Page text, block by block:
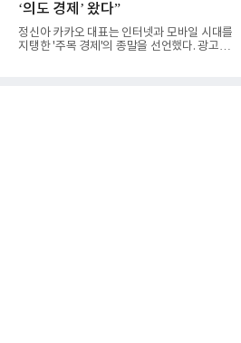
‘의도 경제’ 왔다”
정신아 카카오 대표는 인터넷과 모바일 시대를
지탱한 '주목 경제'의 종말을 선언했다. 광고를